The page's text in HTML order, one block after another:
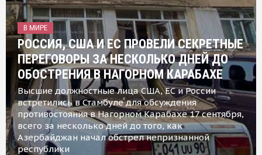
В МИРЕ
РОССИЯ, США И ЕС ПРОВЕЛИ СЕКРЕТНЫЕ
ПЕРЕГОВОРЫ ЗА НЕСКОЛЬКО ДНЕЙ ДО
ОБОСТРЕНИЯ В НАГОРНОМ КАРАБАХЕ
Высшие должностные лица США, ЕС и России
встретились в Стамбуле для обсуждения
противостояния в Нагорном Карабахе 17 сентября,
всего за несколько дней до того, как
Азербайджан начал обстрел непризнанной
республики